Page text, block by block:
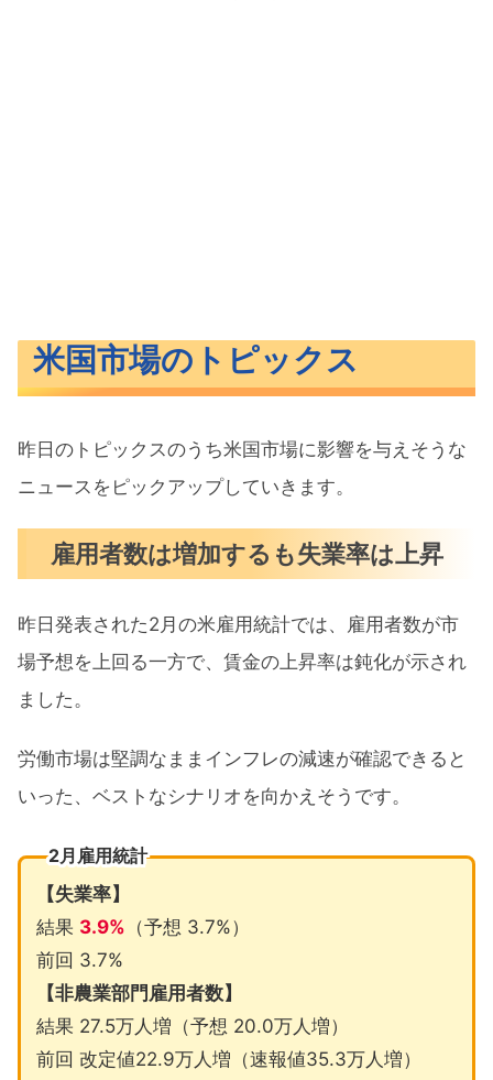
米国市場のトピックス
昨日のトピックスのうち米国市場に影響を与えそうな
ニュースをピックアップしていきます。
雇用者数は増加するも失業率は上昇
昨日発表された2月の米雇用統計では、雇用者数が市
場予想を上回る一方で、賃金の上昇率は鈍化が示され
ました。
労働市場は堅調なままインフレの減速が確認できると
いった、ベストなシナリオを向かえそうです。
2月雇用統計
【失業率】
結果 3.9% （予想 3.7%）
前回 3.7%
【非農業部門雇用者数】
結果 27.5万人増（予想 20.0万人増）
前回 改定値22.9万人増（速報値35.3万人増）